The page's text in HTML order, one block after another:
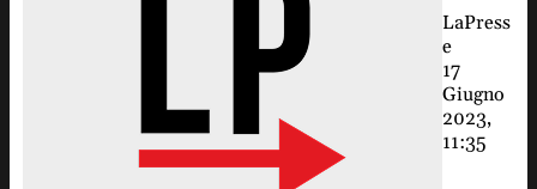
LaPress
e
17
Giugno
2023,
11:35